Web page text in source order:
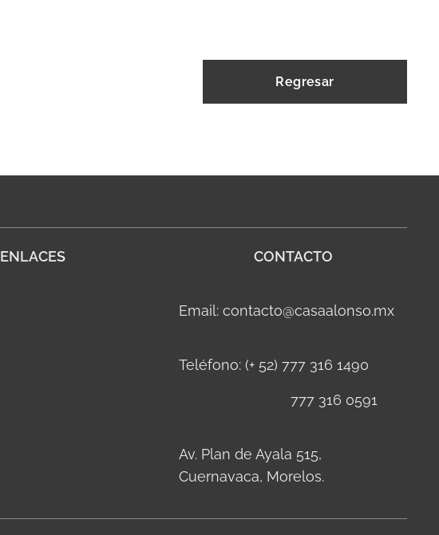
Regresar
ENLACES CONTACTO
Email: contacto@casaalonso.mx
Teléfono: (+ 52) 777 316 1490
777 316 0591
Av. Plan de Ayala 515,
Cuernavaca, Morelos.